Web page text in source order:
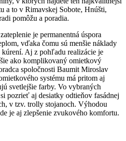
a to v Rimavskej Sobote, Hnúšti,
pomôžu a poradia.
je permanentná úspora
vďaka čomu sú menšie náklady
kúrení. Aj z pohľadu realizácie je
ako komplikovaný omietkový
spoločnosti Baumit Miroslav
systému má pritom aj
svetlejšie farby. Vo vybraných
pozrieť aj desiatky odtieňov fasádnej
v tzv. trolly stojanoch. Výhodou
je aj zlepšenie zvukového komfortu.